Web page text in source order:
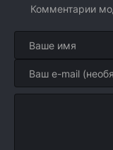
Комментарии